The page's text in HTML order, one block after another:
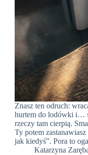
Znasz ten odruch:
hurtem do lodówki i…
rzeczy tam cierpią.
Ty potem
jak kiedyś”. Pora to
Katarzyna